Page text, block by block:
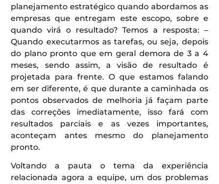
planejamento estratégico quando abordamos as
empresas que entregam este escopo, sobre e
quando virá o resultado? Temos a resposta: –
Quando executarmos as tarefas, ou seja, depois
do plano pronto que em geral demora de 3 a 4
meses, sendo assim, a visão de resultado é
projetada para frente. O que estamos falando
em ser diferente, é que durante a caminhada os
pontos observados de melhoria já façam parte
das correções imediatamente, isso fará com
resultados parciais e as vezes importantes,
aconteçam antes mesmo do planejamento
pronto.
Voltando a pauta o tema da experiência
relacionada agora a equipe, um dos problemas